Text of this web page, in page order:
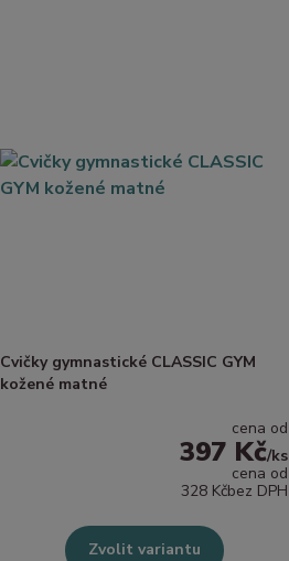
Cvičky gymnastické CLASSIC GYM
kožené matné
cena od
397 Kč/ks
cena od
328 Kčbez DPH
Zvolit variantu